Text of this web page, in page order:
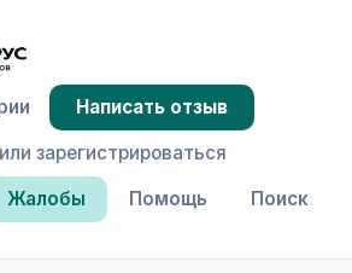
Жалобы Помощь Поиск
Написать отзыв
зарегистрироваться